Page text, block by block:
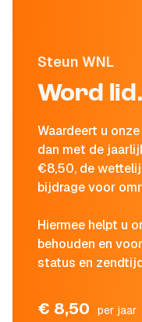
Steun WNL
Word
Waardeert u
dan met de
€8,50, de
bijdrage voor
Hiermee helpt u
behouden en
status en
€ 8,50 per jaar